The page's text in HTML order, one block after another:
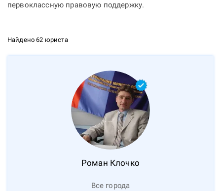
первоклассную правовую поддержку.
Найдено 62 юриста
Роман Клочко
Все города